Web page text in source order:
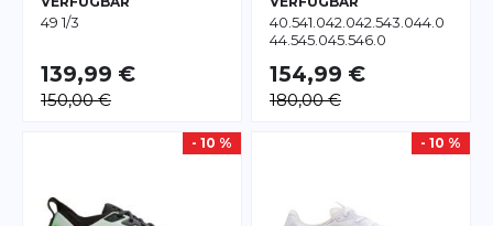
49 1/3
139,99 €
150,00 €
40.541.042.042.543.044.0
44.545.045.546.0
154,99 €
180,00 €
- 10 % - 10 %